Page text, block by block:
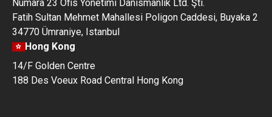
Numara 23 Ofis Yonetimi Danismanlik Ltd. Şti.
Fatih Sultan Mehmet Mahallesi Poligon Caddesi, Buyaka 2
34770 Ümraniye, Istanbul
Hong Kong
14/F Golden Centre
188 Des Voeux Road Central Hong Kong